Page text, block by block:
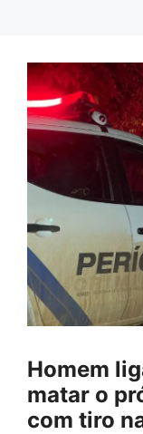
Homem
matar o
com tiro